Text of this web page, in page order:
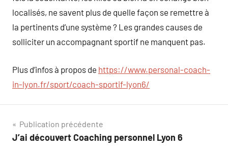
localisés, ne savent plus de quelle façon se remettre à
la pertinents d’une système ? Les grandes causes de
solliciter un accompagnant sportif ne manquent pas.
Plus d’infos à propos de https://www.personal-coach-
in-lyon.fr/sport/coach-sportif-lyon6/
Navigation
de
Publication précédente
J’ai découvert Coaching personnel Lyon 6